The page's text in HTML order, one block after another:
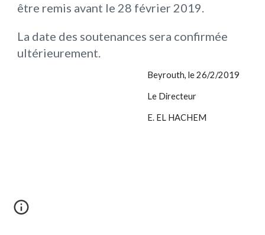
être remis avant le 28 février 2019.
La date des soutenances sera confirmée
ultérieurement.
Beyrouth, le 26/2/2019
Le Directeur
E. EL HACHEM